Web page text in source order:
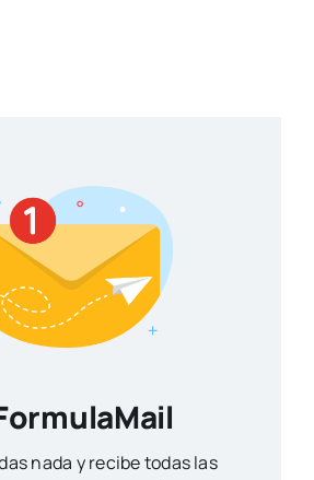
nada y recibe todas las